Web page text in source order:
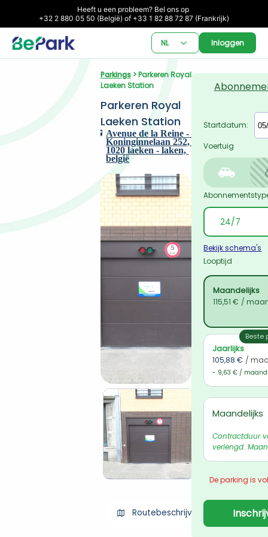
Heeft u een probleem? Bel ons op
+32 2 880 05 50 (België) of +33 1 82 88 72 87 (Frankrijk)
NL Inloggen
Parkings > Parkeren Royal
Laeken Station
Parkeren Royal
Laeken Station
Avenue de la Reine -
Koninginnelaan 252,
1020 laeken - laken,
belgië
Routebeschrijving ophalen
Startdatum:
Voertuig
Bekijk schema's
Looptijd
Maandelijks
115,51 € /
Beste
Jaarlijks
105,88 € /
- 9,63 € / maand
Maandelijks
Contractduur
verlengd.
De parking is